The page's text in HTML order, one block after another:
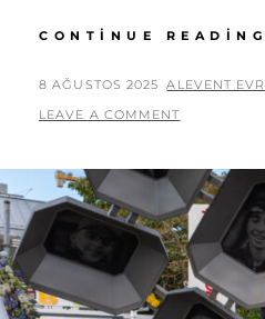
CONTINUE READING
POSTED
ON
8 AĞUSTOS 2025 BY
ALEVENT
LEAVE A COMMENT